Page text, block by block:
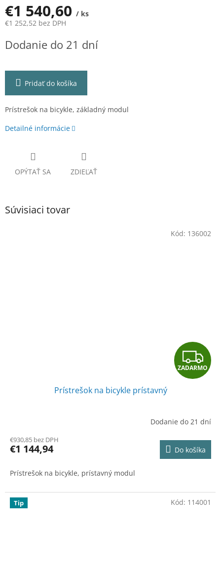
€1 540,60 / ks
€1 252,52 bez DPH
cena:
Dodanie do 21 dní
Pridať do košíka
Prístrešok na bicykle, základný modul
Detailné informácie
OPÝTAŤ SA ZDIEĽAŤ
Súvisiaci tovar
Z
A
A
R
M
ZADARMO
Prístrešok na bicykle prístavný
Dodanie do 21 dní
€930,85 bez DPH
€1 144,94 Do košíka
Prístrešok na bicykle, prístavný modul
Kód: 136002
Tip Kód: 114001